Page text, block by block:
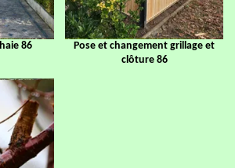
86
Pose et changement grillage et
clôture 86